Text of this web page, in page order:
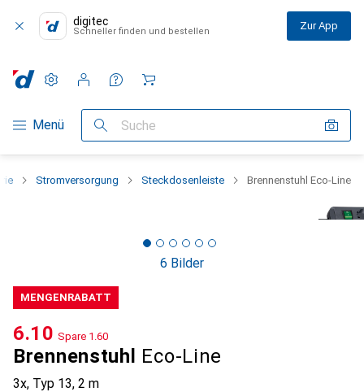
digitec
Schneller finden und bestellen Zur App
Navigation nach Kategorien
Menü Suche
Einstellungen
Kundenkonto
Vergleichslisten
Merklisten
Warenkorb
Stromversorgung Steckdosenleiste Brennenstuhl Eco-Line
6 Bilder
MENGENRABATT
Brennenstuhl Eco-Line
3x, Typ 13, 2 m
CHF
6.10 Spare CHF
1.60